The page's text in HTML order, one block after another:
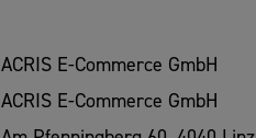
ACRIS E-Commerce GmbH
ACRIS E-Commerce GmbH